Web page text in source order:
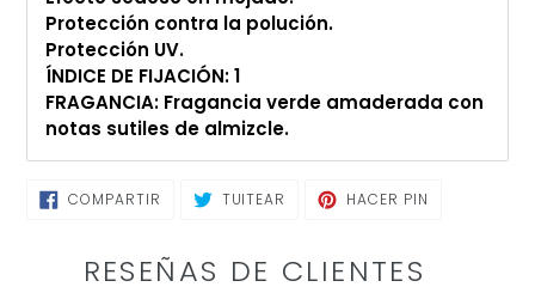
Protección contra la polución.
Protección UV.
ÍNDICE DE FIJACIÓN: 1
FRAGANCIA: Fragancia verde amaderada con
notas sutiles de almizcle.
COMPARTIR COMPARTIRTUITEAR TUITEARHACER PIN
RESEÑAS DE CLIENTES